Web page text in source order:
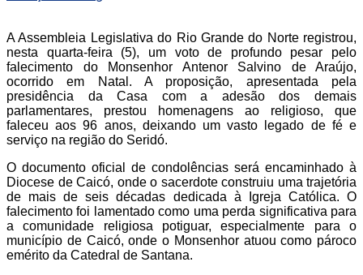
A Assembleia Legislativa do Rio Grande do Norte registrou,
nesta quarta-feira (5), um voto de profundo pesar pelo
falecimento do Monsenhor Antenor Salvino de Araújo,
ocorrido em Natal. A proposição, apresentada pela
presidência da Casa com a adesão dos demais
parlamentares, prestou homenagens ao religioso, que
faleceu aos 96 anos, deixando um vasto legado de fé e
serviço na região do Seridó.
O documento oficial de condolências será encaminhado à
Diocese de Caicó, onde o sacerdote construiu uma trajetória
de mais de seis décadas dedicada à Igreja Católica. O
falecimento foi lamentado como uma perda significativa para
a comunidade religiosa potiguar, especialmente para o
município de Caicó, onde o Monsenhor atuou como pároco
emérito da Catedral de Santana.